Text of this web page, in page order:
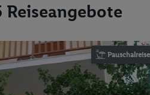
Reiseangebote
Pauschalreise